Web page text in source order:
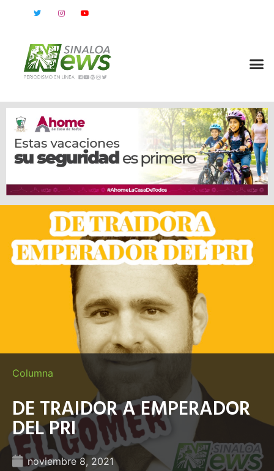
Columna
DE TRAIDOR A EMPERADOR
DEL PRI
noviembre 8, 2021